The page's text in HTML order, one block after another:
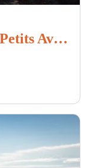
- OTI
Circuit de randonnée des Petits Avaris